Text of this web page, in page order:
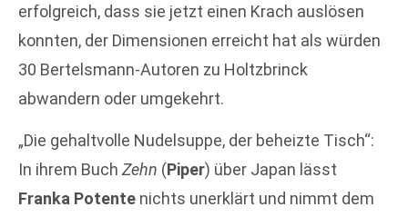
erfolgreich, dass sie jetzt einen Krach auslösen
konnten, der Dimensionen erreicht hat als würden
30 Bertelsmann-Autoren zu Holtzbrinck
abwandern oder umgekehrt.
„Die gehaltvolle Nudelsuppe, der beheizte Tisch“:
In ihrem Buch Zehn (Piper) über Japan lässt
Franka Potente nichts unerklärt und nimmt dem